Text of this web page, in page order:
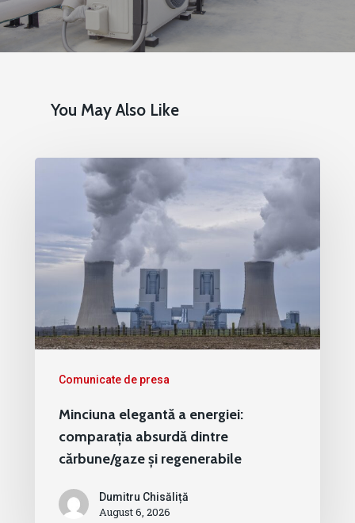
You May Also Like
Comunicate de presa
Minciuna elegantă a energiei:
comparația absurdă dintre
cărbune/gaze și regenerabile
Dumitru Chisăliță
August 6, 2026